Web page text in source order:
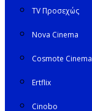
TV Προσεχώς
Nova Cinema
Cosmote Cinema
Ertflix
Cinobo